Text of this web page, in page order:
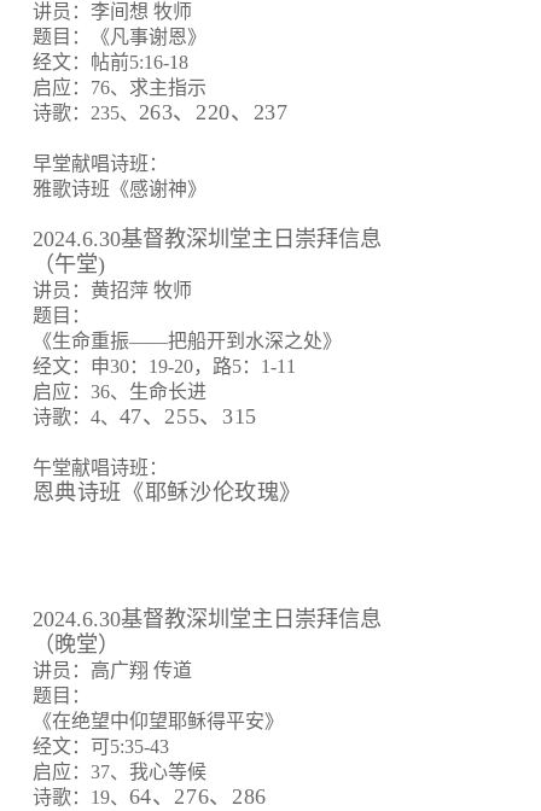
讲员：李间想 牧师
题目：《凡事谢恩》
经文：帖前5:16-18
启应：76、求主指示
诗歌：235、 263、220、237
早堂献唱诗班：
雅歌诗班《感谢神》
2024.6.30基督教深圳堂主日崇拜信息
（午堂)
讲员：黄招萍 牧师
题目：
《生命重振——把船开到水深之处》
经文：申30：19-20，路5：1-11
启应：36、生命长进
诗歌：4、 47、255、315
午堂献唱诗班：
恩典诗班《耶稣沙伦玫瑰》
2024.6.30基督教深圳堂主日崇拜信息
（晚堂）
讲员：高广翔 传道
题目：
《在绝望中仰望耶稣得平安》
经文：可5:35-43
启应：37、我心等候
诗歌：19、 64、276、 286